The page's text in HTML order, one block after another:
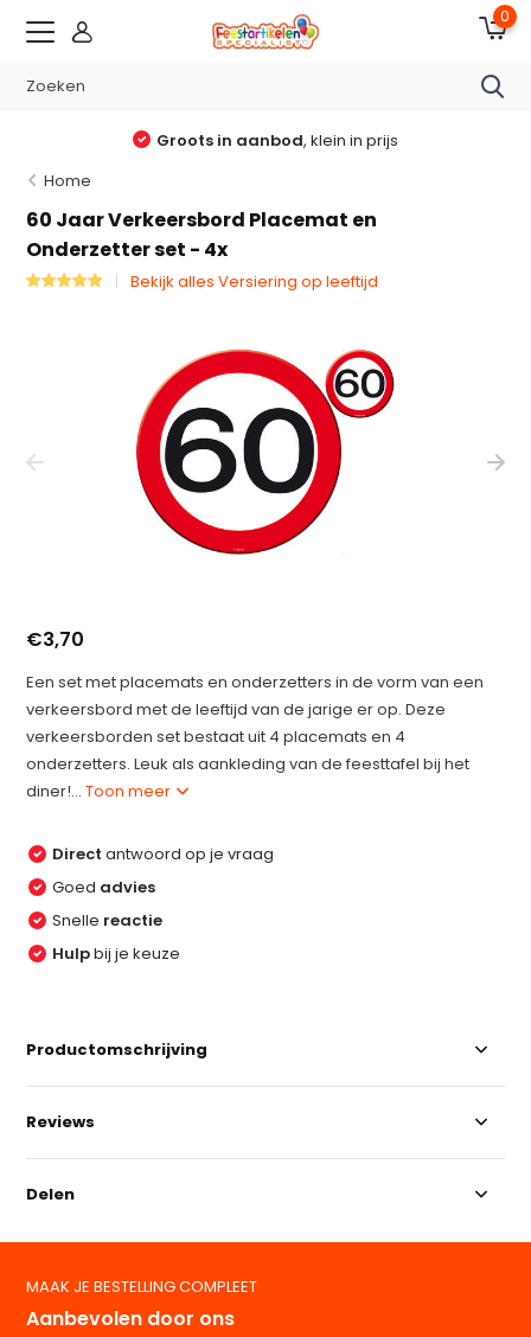
0
Groots in aanbod, klein in prijs
Home
60 Jaar Verkeersbord Placemat en
Onderzetter set - 4x
Bekijk alles Versiering op leeftijd
€3,70
Een set met placemats en onderzetters in de vorm van een
verkeersbord met de leeftijd van de jarige er op. Deze
verkeersborden set bestaat uit 4 placemats en 4
onderzetters. Leuk als aankleding van de feesttafel bij het
diner!...Toon meer
Direct antwoord op je vraag
Goed advies
Snelle reactie
Hulpbij je keuze
Productomschrijving
Reviews
Delen
MAAK JE BESTELLING COMPLEET
Aanbevolen door ons